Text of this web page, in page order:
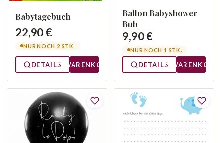
Babytagebuch
22,90 €
NUR NOCH 2 STK.
DETAILS WARENKORB
Ballon Babyshower
Bub
9,90 €
NUR NOCH 1 STK.
DETAILS WARENKORB